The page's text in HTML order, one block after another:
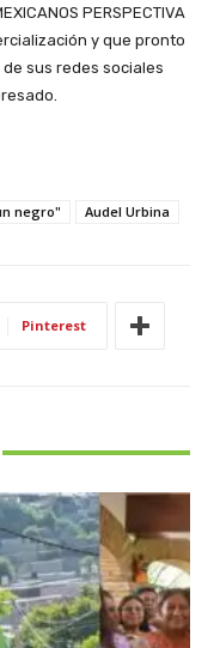
PERSPECTIVA
y que pronto
sus redes sociales
negro" Audel Urbina
Pinterest